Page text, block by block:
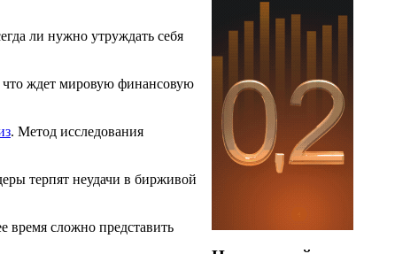
ли нужно утруждать себя
ждет мировую финансовую
. Метод исследования
терпят неудачи в бирживой
время сложно представить